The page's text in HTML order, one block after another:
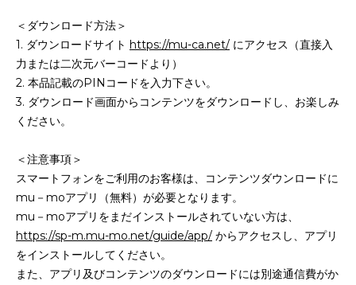
＜ダウンロード方法＞
1. ダウンロードサイト https://mu-ca.net/ にアクセス（直接入
力または二次元バーコードより）
2. 本品記載のPINコードを入力下さい。
3. ダウンロード画面からコンテンツをダウンロードし、お楽しみ
ください。
＜注意事項＞
スマートフォンをご利用のお客様は、コンテンツダウンロードに
mu－moアプリ（無料）が必要となります。
mu－moアプリをまだインストールされていない方は、
https://sp-m.mu-mo.net/guide/app/ からアクセスし、アプリ
をインストールしてください。
また、アプリ及びコンテンツのダウンロードには別途通信費がか